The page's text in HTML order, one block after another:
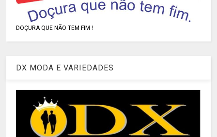
DOÇURA QUE NÃO TEM FIM !
DX MODA E VARIEDADES